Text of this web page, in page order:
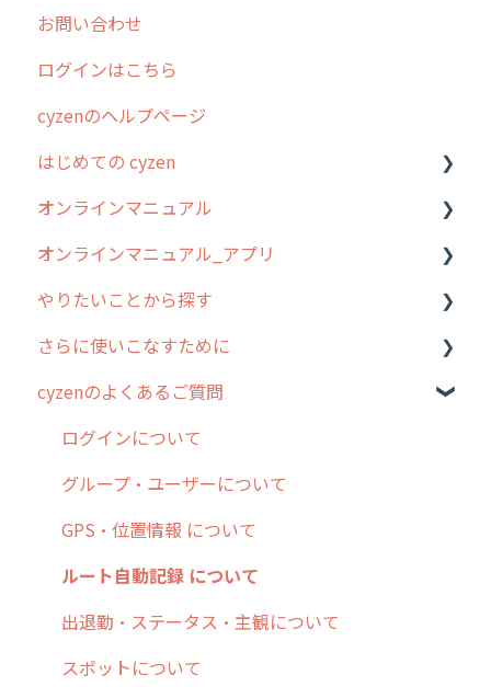
2025年のリリース情報
2024年のリリース情報
2023年のリリース情報
過去のリリース
2019年までのリリース情報
お客様の声を実現しました
お問い合わせ
ログインはこちら
cyzenのヘルプページ
はじめての cyzen
0. はじめてのcyzenの使い方
1. cyzenについて知ろう
2. 主要機能の概要
3. cyzenの位置情報取得について
4. cyzen利用前の準備：システム管理者編
5. 基本的な使い方：システム管理者編
6. 基本的な使い方：ユーザー編
7. 初心者向けよくある質問集
8. 用語集
9. もっと便利に利用するための設定
10.ユーザー向けおすすめの使い方
オンラインマニュアル
管理サイトの使い始め
ユーザー・グループ管理
行動管理
予定管理
スポット
ステータス・主観
報告書・行動種別
勤怠管理
活動通知
パフォーマンス
オンラインマニュアル_アプリ
アプリの使い始め
ホーム画面
スポット
報告閲覧
予定
日報
履歴
メンバー
メッセージ
やりたいことから探す
行動管理
勤怠管理
予定管理
スポット
ステータス・主観
報告書・行動種別
ユーザー・グループ管理
メッセージ機能
さらに使いこなすために
はじめに
スポット・ステータス関連オプション
交通費自動計算
安全走行支援
写真管理・高画質化
ダッシュボード（BI）・パフォーマンス
連携オプション
cyzenのよくあるご質問
ログインについて
グループ・ユーザーについて
GPS・位置情報 について
ルート自動記録 について
出退勤・ステータス・主観について
スポットについて